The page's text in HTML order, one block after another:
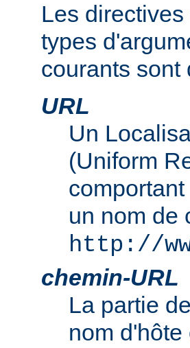
Les
types
courants sont
URL
Un
(Uniform
un nom de
http://
chemin-URL
La partie
nom